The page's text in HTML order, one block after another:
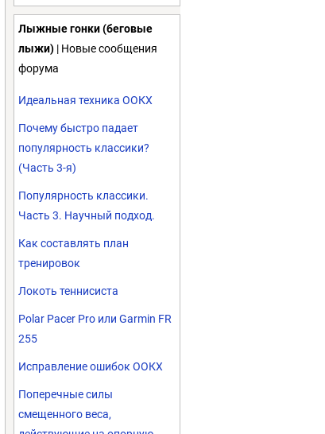
Лыжные гонки (беговые
лыжи) | Новые сообщения
форума
Идеальная техника ООКХ
Почему быстро падает
популярность классики?
(Часть 3-я)
Популярность классики.
Часть 3. Научный подход.
Как составлять план
тренировок
Локоть теннисиста
Polar Pacer Pro или Garmin FR
255
Исправление ошибок ООКХ
Поперечные силы
смещенного веса,